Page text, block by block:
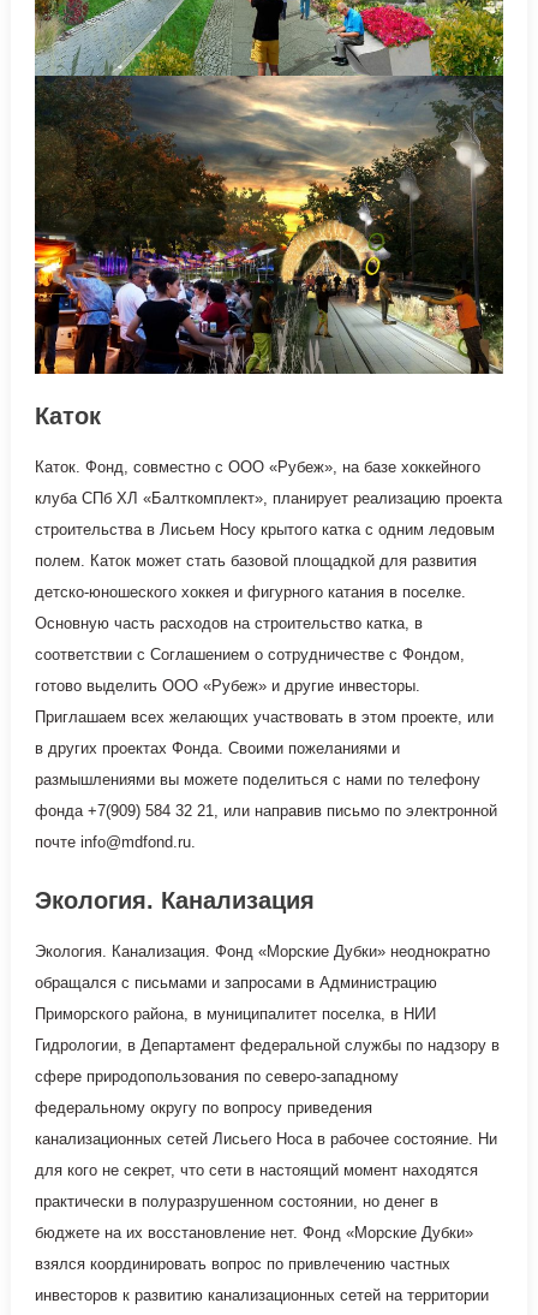
Каток
Каток. Фонд, совместно с ООО «Рубеж», на базе хоккейного
клуба СПб ХЛ «Балткомплект», планирует реализацию проекта
строительства в Лисьем Носу крытого катка с одним ледовым
полем. Каток может стать базовой площадкой для развития
детско-юношеского хоккея и фигурного катания в поселке.
Основную часть расходов на строительство катка, в
соответствии с Соглашением о сотрудничестве с Фондом,
готово выделить ООО «Рубеж» и другие инвесторы.
Приглашаем всех желающих участвовать в этом проекте, или
в других проектах Фонда. Своими пожеланиями и
размышлениями вы можете поделиться с нами по телефону
фонда +7(909) 584 32 21, или направив письмо по электронной
почте info@mdfond.ru.
Экология. Канализация
Экология. Канализация. Фонд «Морские Дубки» неоднократно
обращался с письмами и запросами в Администрацию
Приморского района, в муниципалитет поселка, в НИИ
Гидрологии, в Департамент федеральной службы по надзору в
сфере природопользования по северо-западному
федеральному округу по вопросу приведения
канализационных сетей Лисьего Носа в рабочее состояние. Ни
для кого не секрет, что сети в настоящий момент находятся
практически в полуразрушенном состоянии, но денег в
бюджете на их восстановление нет. Фонд «Морские Дубки»
взялся координировать вопрос по привлечению частных
инвесторов к развитию канализационных сетей на территории